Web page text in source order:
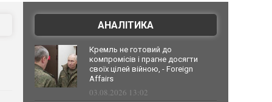
АНАЛІТИКА
Кремль не готовий до
компромісів і прагне досягти
своїх цілей війною, - Foreign
Affairs
03.08.2026 13:02